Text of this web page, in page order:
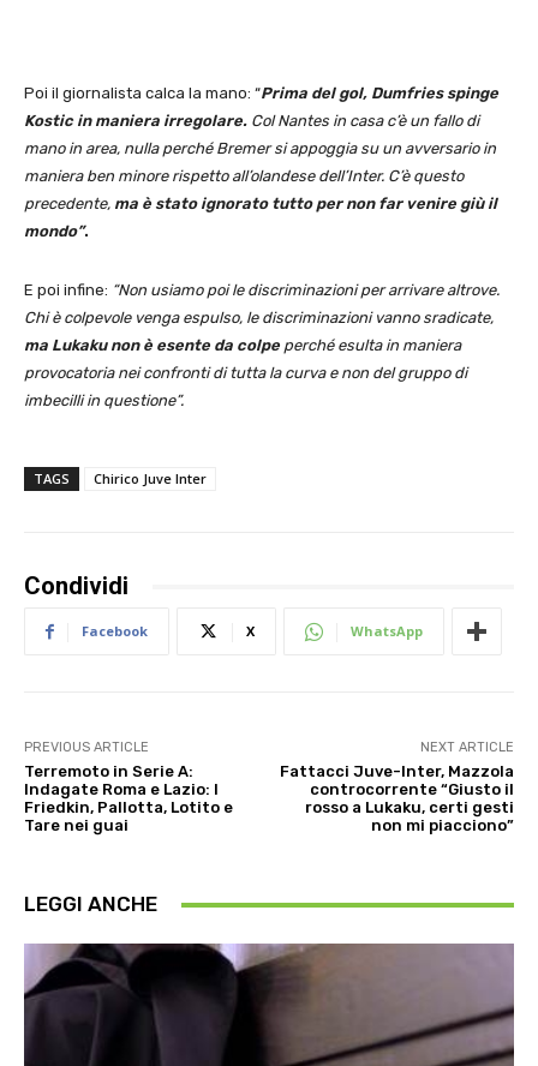
Poi il giornalista calca la mano: “Prima del gol, Dumfries spinge
Kostic in maniera irregolare. Col Nantes in casa c’è un fallo di
mano in area, nulla perché Bremer si appoggia su un avversario in
maniera ben minore rispetto all’olandese dell’Inter. C’è questo
precedente, ma è stato ignorato tutto per non far venire giù il
mondo”.
E poi infine: “Non usiamo poi le discriminazioni per arrivare altrove.
Chi è colpevole venga espulso, le discriminazioni vanno sradicate,
ma Lukaku non è esente da colpe perché esulta in maniera
provocatoria nei confronti di tutta la curva e non del gruppo di
imbecilli in questione”.
TAGS Chirico Juve Inter
Condividi
Facebook X WhatsApp
PREVIOUS ARTICLE
Terremoto in Serie A:
Indagate Roma e Lazio: I
Friedkin, Pallotta, Lotito e
Tare nei guai
NEXT ARTICLE
Fattacci Juve-Inter, Mazzola
controcorrente “Giusto il
rosso a Lukaku, certi gesti
non mi piacciono”
LEGGI ANCHE